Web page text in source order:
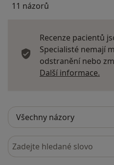
11 názorů
Recenze pacientů
Specialisté nemají
odstranění nebo
Další informace.
Hledejte v názorech